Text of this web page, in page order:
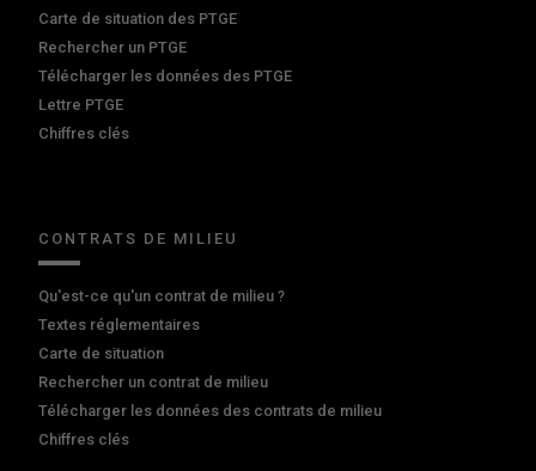
Carte de situation des PTGE
Rechercher un PTGE
Télécharger les données des PTGE
Lettre PTGE
Chiffres clés
CONTRATS DE MILIEU
Qu'est-ce qu'un contrat de milieu ?
Textes réglementaires
Carte de situation
Rechercher un contrat de milieu
Télécharger les données des contrats de milieu
Chiffres clés